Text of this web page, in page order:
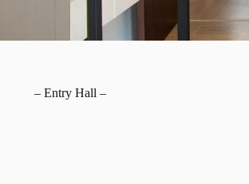
– Entry Hall –